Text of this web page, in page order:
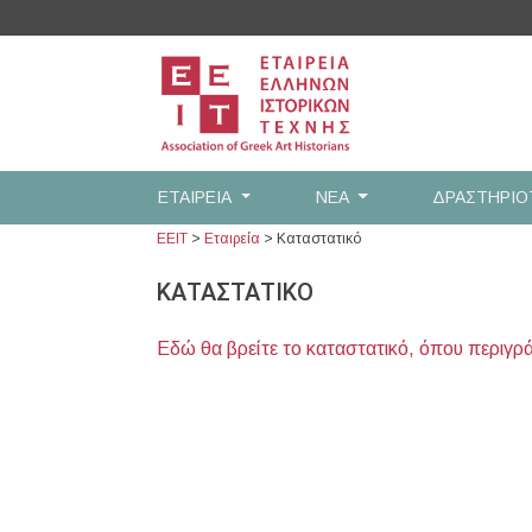
to
ΕΤΑΙΡEΙΑ ΝΕΑ
ΕΕΙΤ > Εταιρεία > Καταστατικό
ΚΑΤΑΣΤΑΤΙΚΟ
Εδώ θα βρείτε το καταστατικό, όπου